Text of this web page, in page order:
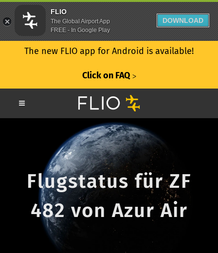
The new FLIO app for Android is available!
Click on FAQ ᐳ
Flugstatus für ZF
482 von Azur Air
FLIO
The Global Airport App
FREE - In Google Play
DOWNLOAD